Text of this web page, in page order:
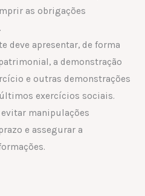
as obrigações
deve apresentar, de forma
a demonstração
e outras demonstrações
exercícios sociais.
manipulações
e assegurar a